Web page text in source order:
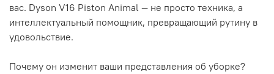
вас. Dyson V16 Piston Animal — не просто техника, а
интеллектуальный помощник, превращающий рутину в
удовольствие.
Почему он изменит ваши представления об уборке?